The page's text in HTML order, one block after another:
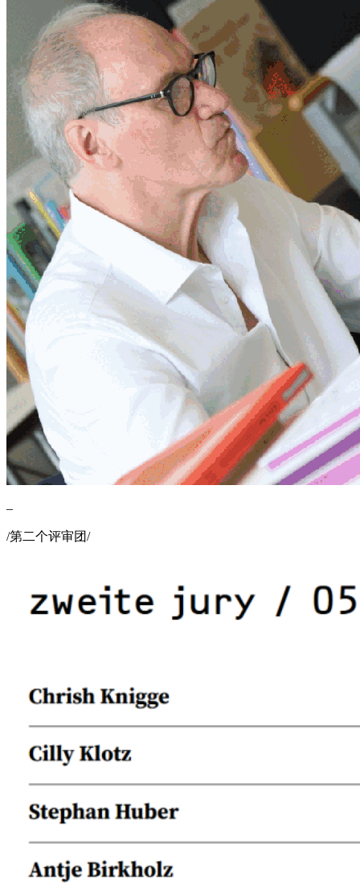
–
/第二个评审团/